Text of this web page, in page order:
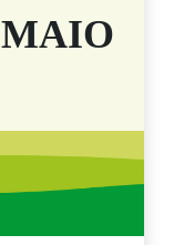
MAIO